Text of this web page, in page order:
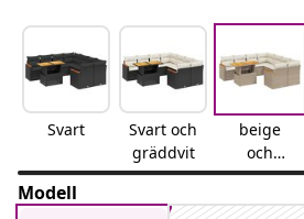
Svart
Svart och
gräddvit
beige
och
gräddvit
Modell